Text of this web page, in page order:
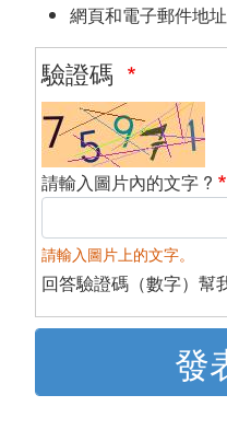
網頁和電子郵件地
驗證碼
請輸入圖片內的文字 ?
請輸入圖片上的文字。
回答驗證碼（數字）幫